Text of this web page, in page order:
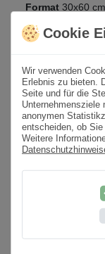
Format 30x60 cm
Paketinhalt -m²
Farbton Braun
Material
Rutschfestigkeit
Schlafzimmer
Cookie
Wir verwenden
Erlebnis zu bieten.
Seite und für die
Unternehmensziele
anonymen
entscheiden, ob
Weitere